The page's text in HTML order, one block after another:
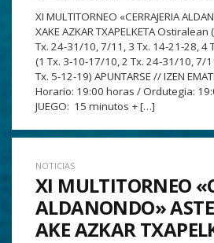
XI MULTITORNEO «CERRAJERIA
XAKE AZKAR TXAPELKETA
Tx. 24-31/10, 7/11, 3 Tx. 14-21-28, 4
(1 Tx. 3-10-17/10, 2 Tx. 24-31/10, 7/
Tx. 5-12-19) APUNTARSE // IZEN
Horario: 19:00 horas / Ordutegia:
JUEGO: 15 minutos + […]
NOTICIAS
XI MULTITORNEO
ALDANONDO»
AKE AZKAR